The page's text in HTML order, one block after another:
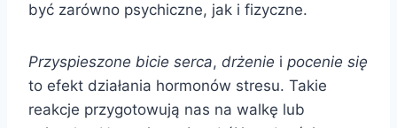
być zarówno psychiczne, jak i fizyczne.
Przyspieszone bicie serca, drżenie i pocenie się
to efekt działania hormonów stresu. Takie
reakcje przygotowują nas na walkę lub